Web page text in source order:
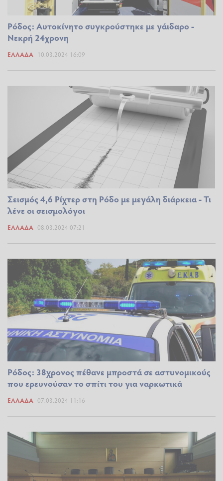
Ρόδος: Αυτοκίνητο συγκρούστηκε με γάιδαρο -
Νεκρή 24χρονη
ΕΛΛΆΔΑ 10.03.2024 16:09
Σεισμός 4,6 Ρίχτερ στη Ρόδο με μεγάλη διάρκεια - Τι
λένε οι σεισμολόγοι
ΕΛΛΆΔΑ 08.03.2024 07:21
Ρόδος: 38χρονος πέθανε μπροστά σε αστυνομικούς
που ερευνούσαν το σπίτι του για ναρκωτικά
ΕΛΛΆΔΑ 07.03.2024 11:16